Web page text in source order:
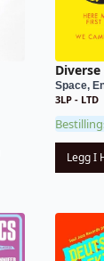
Space,
3LP - LTD
Legg I